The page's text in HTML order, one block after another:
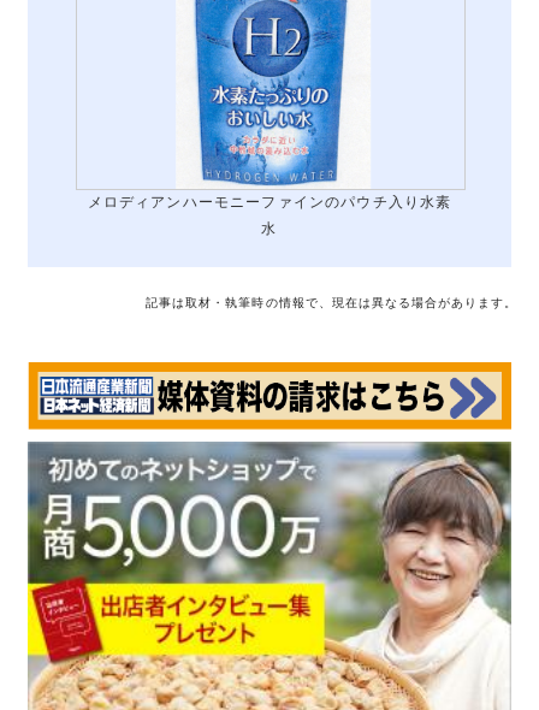
メロディアンハーモニーファインのパウチ入り水素
水
記事は取材・執筆時の情報で、現在は異なる場合があります。